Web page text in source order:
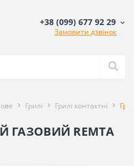
+38 (099) 677 92 29
Замовити дзвінок
Грилі Грилі контактні
ГАЗОВИЙ REMTA